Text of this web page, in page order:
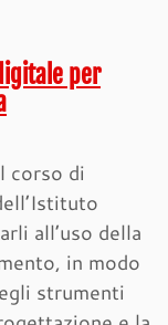
per
corso di
all’uso della
in modo
strumenti